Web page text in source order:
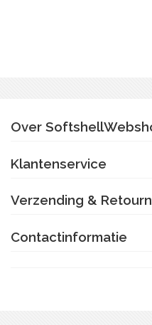
Over
Klantenservice
Verzending &
Contactinformatie